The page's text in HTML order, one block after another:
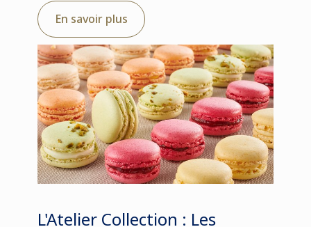
En savoir plus
L'Atelier Collection : Les